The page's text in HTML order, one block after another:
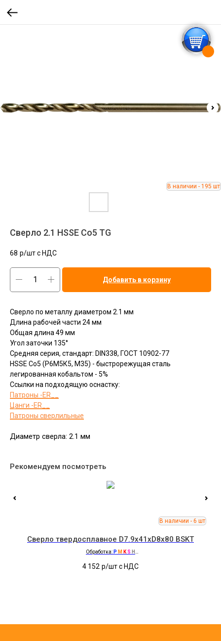
Сверло 2.1 HSSE Co5 TG
68 р/шт c НДС
Добавить в корзину
Сверло по металлу диаметром 2.1 мм
Длина рабочей части 24 мм
Общая длина 49 мм
Угол заточки 135°
Средняя серия, стандарт: DIN338, ГОСТ 10902-77
HSSЕ Сo5 (Р6М5К5, М35) - быстрорежущая сталь
легированная кобальтом - 5%
Ссылки на подходящую оснастку:
Патроны -ER__
Цанги -ER__
Патроны сверлильные
Диаметр сверла: 2.1 мм
Рекомендуем посмотреть
Сверло твердосплавное D7.9x41xD8x80 BSKT
Обработка: P M KS H
4 152 р/шт c НДС